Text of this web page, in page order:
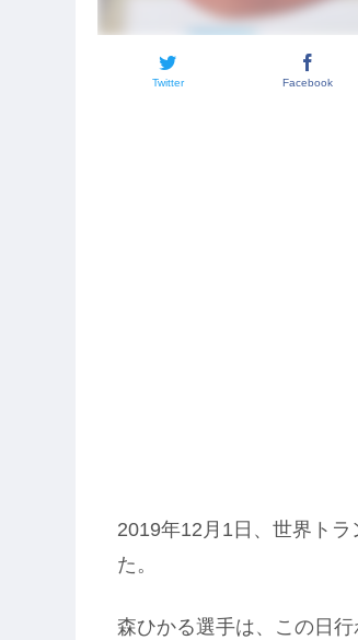
Twitter Facebook
2019年12月1日、世界ト
た。
森ひかる選手は、この日